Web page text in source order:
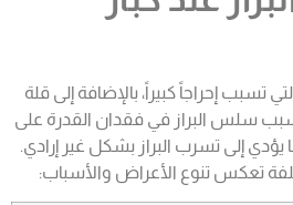
تسبب إحراجاً كبيراً، بالإضافة إلى قلة
سلس البراز في فقدان القدرة على
يؤدي إلى تسرب البراز بشكل غير إرادي.
تعكس تنوع الأعراض والأسباب: